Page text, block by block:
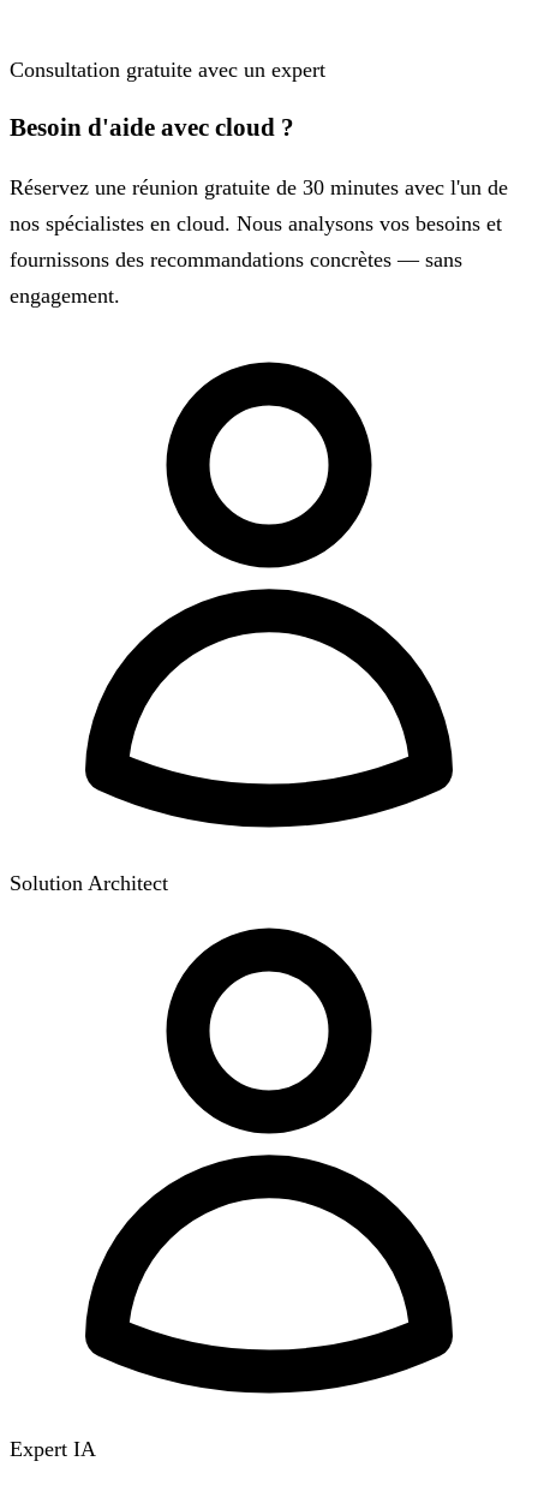
Consultation gratuite avec un expert
Besoin d'aide avec cloud ?
Réservez une réunion gratuite de 30 minutes avec l'un de
nos spécialistes en cloud. Nous analysons vos besoins et
fournissons des recommandations concrètes — sans
engagement.
Solution Architect
Expert IA